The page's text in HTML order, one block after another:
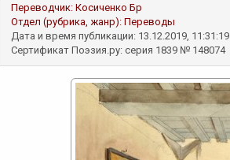
Переводчик: Косиченко Бр
Отдел (рубрика, жанр): Переводы
Дата и время публикации: 13.12.2019, 11:31:19
Сертификат Поэзия.ру: серия 1839 № 148074